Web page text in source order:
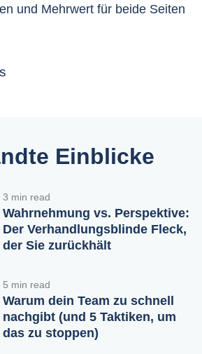
und Mehrwert für beide Seiten
Einblicke
3 min read
Wahrnehmung vs. Perspektive:
Der Verhandlungsblinde Fleck,
der Sie zurückhält
5 min read
Warum dein Team zu schnell
nachgibt (und 5 Taktiken, um
das zu stoppen)